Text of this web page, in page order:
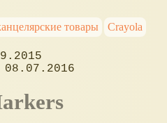
товары Crayola
08.07.2016